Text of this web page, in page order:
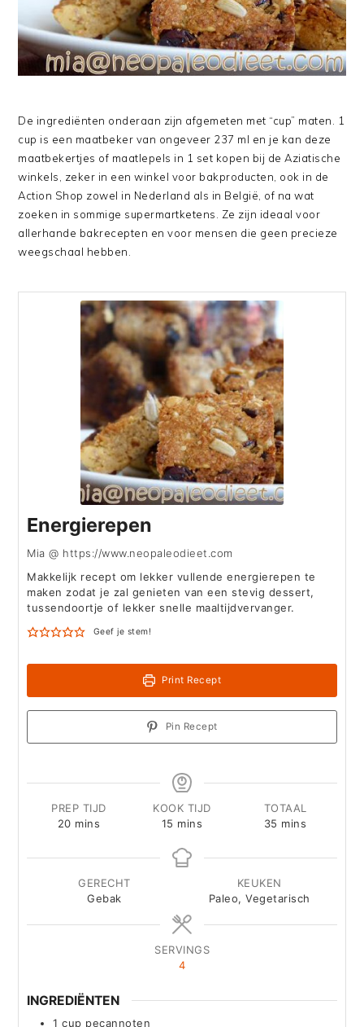
De ingrediënten onderaan zijn afgemeten met “cup” maten. 1
cup is een maatbeker van ongeveer 237 ml en je kan deze
maatbekertjes of maatlepels in 1 set kopen bij de Aziatische
winkels, zeker in een winkel voor bakproducten, ook in de
Action Shop zowel in Nederland als in België, of na wat
zoeken in sommige supermartketens. Ze zijn ideaal voor
allerhande bakrecepten en voor mensen die geen precieze
weegschaal hebben.
Energierepen
Mia @ https://www.neopaleodieet.com
Makkelijk recept om lekker vullende energierepen te
maken zodat je zal genieten van een stevig dessert,
tussendoortje of lekker snelle maaltijdvervanger.
Geef je stem!
Print Recept
Pin Recept
PREP TIJD
20minutes
mins
KOOK TIJD
15 minutes
mins
TOTAAL
35 minutes
mins
GERECHT
Gebak
KEUKEN
Paleo, Vegetarisch
SERVINGS
4
INGREDIËNTEN
1 cup pecannoten